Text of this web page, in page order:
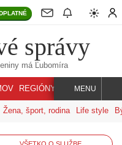
správy
má Ľubomíra
REGIÓNY INDEX SVET
MENU
Žena, šport, rodina Life style